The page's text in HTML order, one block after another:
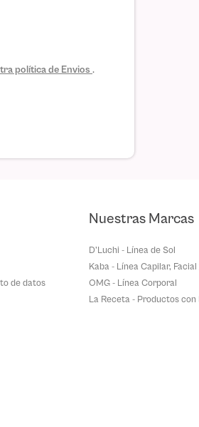
política de Envios .
de datos
Nuestras Marcas
D'Luchi - Línea de Sol
Kaba - Línea Capilar, Facial
OMG - Línea Corporal
La Receta - Productos